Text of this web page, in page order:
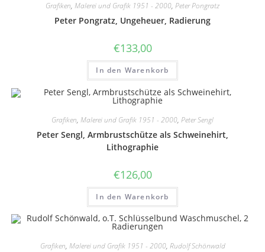
Grafiken, Malerei und Grafik 1951 - 2000, Peter Pongratz
Peter Pongratz, Ungeheuer, Radierung
€133,00
In den Warenkorb
Grafiken, Malerei und Grafik 1951 - 2000, Peter Sengl
Peter Sengl, Armbrustschütze als Schweinehirt,
Lithographie
€126,00
In den Warenkorb
Grafiken, Malerei und Grafik 1951 - 2000, Rudolf Schönwald